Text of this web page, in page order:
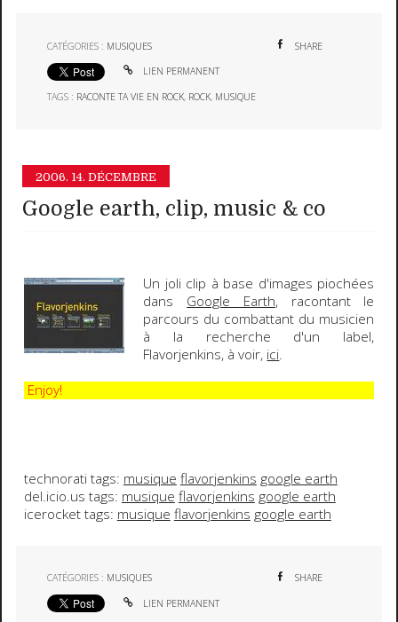
CATÉGORIES : MUSIQUES SHARE
LIEN PERMANENT
TAGS : RACONTE TA VIE EN ROCK, ROCK, MUSIQUE
2006. 14. DÉCEMBRE
Google earth, clip, music & co
Un joli clip à base d'images piochées
dans Google Earth, racontant le
parcours du combattant du musicien
à la recherche d'un label,
Flavorjenkins, à voir, ici.
Enjoy!
technorati tags: musique flavorjenkins google earth
del.icio.us tags: musique flavorjenkins google earth
icerocket tags: musique flavorjenkins google earth
CATÉGORIES : MUSIQUES SHARE
LIEN PERMANENT